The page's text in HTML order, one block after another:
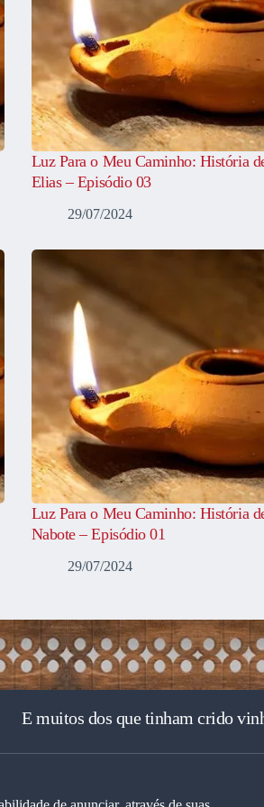
Luz Para o Meu Caminho: História
Elias – Episódio 03
29/07/2024
Luz Para o Meu Caminho: História
Nabote – Episódio 01
29/07/2024
E muitos dos que tinham crido